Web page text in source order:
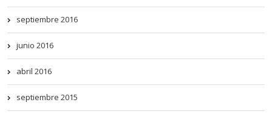
septiembre 2016
junio 2016
abril 2016
septiembre 2015